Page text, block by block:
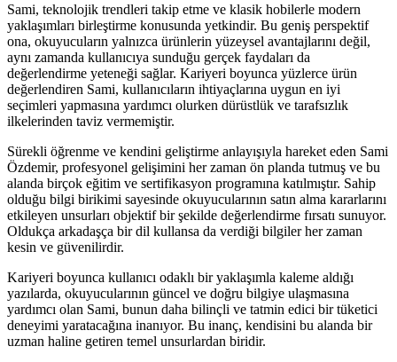
Sami, teknolojik trendleri takip etme ve klasik hobilerle modern
yaklaşımları birleştirme konusunda yetkindir. Bu geniş perspektif
ona, okuyucuların yalnızca ürünlerin yüzeysel avantajlarını değil,
aynı zamanda kullanıcıya sunduğu gerçek faydaları da
değerlendirme yeteneği sağlar. Kariyeri boyunca yüzlerce ürün
değerlendiren Sami, kullanıcıların ihtiyaçlarına uygun en iyi
seçimleri yapmasına yardımcı olurken dürüstlük ve tarafsızlık
ilkelerinden taviz vermemiştir.
Sürekli öğrenme ve kendini geliştirme anlayışıyla hareket eden Sami
Özdemir, profesyonel gelişimini her zaman ön planda tutmuş ve bu
alanda birçok eğitim ve sertifikasyon programına katılmıştır. Sahip
olduğu bilgi birikimi sayesinde okuyucularının satın alma kararlarını
etkileyen unsurları objektif bir şekilde değerlendirme fırsatı sunuyor.
Oldukça arkadaşça bir dil kullansa da verdiği bilgiler her zaman
kesin ve güvenilirdir.
Kariyeri boyunca kullanıcı odaklı bir yaklaşımla kaleme aldığı
yazılarda, okuyucularının güncel ve doğru bilgiye ulaşmasına
yardımcı olan Sami, bunun daha bilinçli ve tatmin edici bir tüketici
deneyimi yaratacağına inanıyor. Bu inanç, kendisini bu alanda bir
uzman haline getiren temel unsurlardan biridir.